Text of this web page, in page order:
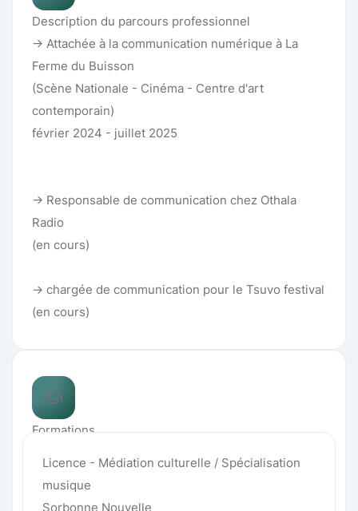
Description du parcours professionnel
-> Attachée à la communication numérique à La
Ferme du Buisson
(Scène Nationale - Cinéma - Centre d'art
contemporain)
février 2024 - juillet 2025
-> Responsable de communication chez Othala
Radio
(en cours)
-> chargée de communication pour le Tsuvo festival
(en cours)
Formations
Licence - Médiation culturelle / Spécialisation
musique
Sorbonne Nouvelle